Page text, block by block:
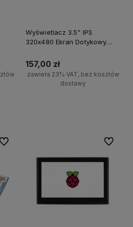
Wyświetlacz 3.5" IPS
320x480 Ekran Dotykowy
157,00 zł
zawiera 23% VAT, bez kosztów
dostawy
Do ulubionych Do